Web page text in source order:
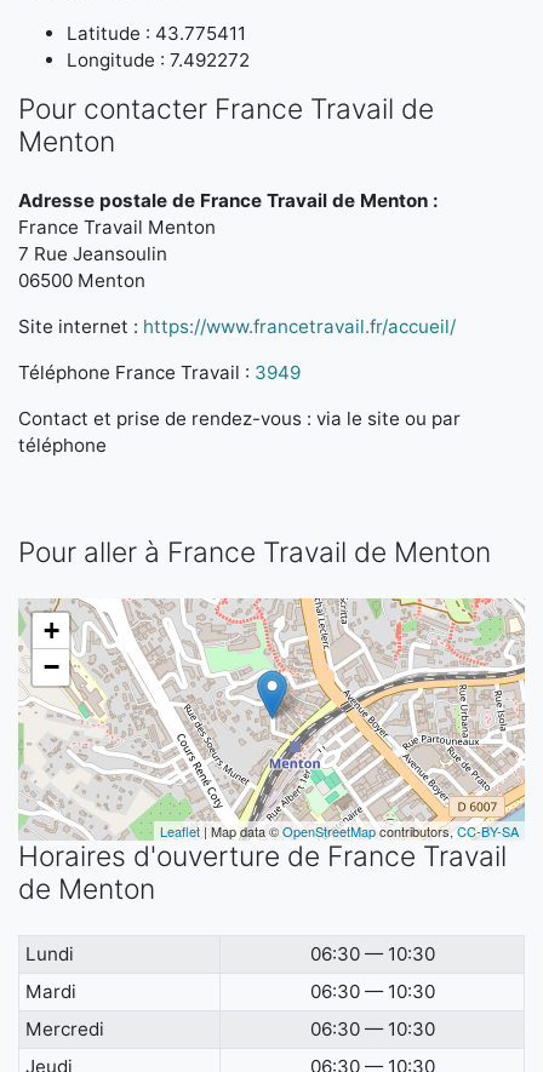
Latitude : 43.775411
Longitude : 7.492272
Pour contacter France Travail de
Menton
Adresse postale de France Travail de Menton :
France Travail Menton
7 Rue Jeansoulin
06500 Menton
Site internet : https://www.francetravail.fr/accueil/
Téléphone France Travail : 3949
Contact et prise de rendez-vous : via le site ou par
téléphone
Pour aller à France Travail de Menton
+
−
Leaflet | Map data ©OpenStreetMapcontributors,CC-BY-SA
Horaires d'ouverture de France Travail
de Menton
Lundi
06:30 — 10:30
Mardi
06:30 — 10:30
Mercredi
06:30 — 10:30
Jeudi
06:30 — 10:30